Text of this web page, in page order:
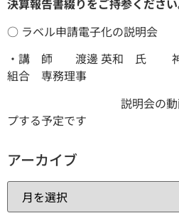
決算報告書綴りをご持参ください
○ ラベル申請電子化の説明会
・講 師 渡邊 英和 氏
組合 専務理事
説明会の動画を後
プする予定です
アーカイブ